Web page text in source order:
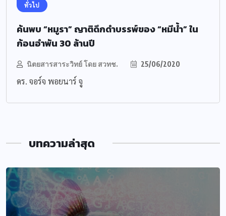
ทั่วไป
ค้นพบ “หมูรา” ญาติดึกดำบรรพ์ของ “หมีน้ำ” ใน
ก้อนอำพัน 30 ล้านปี
นิตยสารสาระวิทย์ โดย สวทช. 25/06/2020
ดร. จอร์จ พอยนาร์ จู
บทความล่าสุด